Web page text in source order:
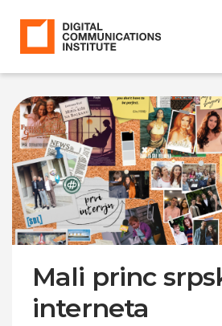
Mali princ
interneta